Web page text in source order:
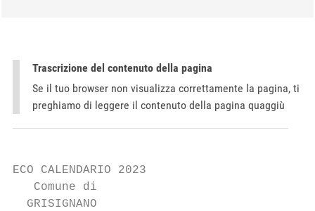
Trascrizione del contenuto della pagina
Se il tuo browser non visualizza correttamente la pagina, ti
preghiamo di leggere il contenuto della pagina quaggiù
ECO CALENDARIO 2023
   Comune di
  GRISIGNANO